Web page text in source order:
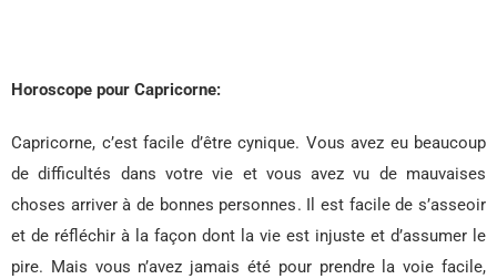
Horoscope pour Capricorne:
Capricorne, c’est facile d’être cynique. Vous avez eu beaucoup
de difficultés dans votre vie et vous avez vu de mauvaises
choses arriver à de bonnes personnes. Il est facile de s’asseoir
et de réfléchir à la façon dont la vie est injuste et d’assumer le
pire. Mais vous n’avez jamais été pour prendre la voie facile,